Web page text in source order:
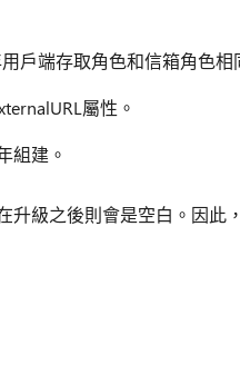
戶端存取角色和信箱角色相
屬性。
組建。
升級之後則會是空白。因此